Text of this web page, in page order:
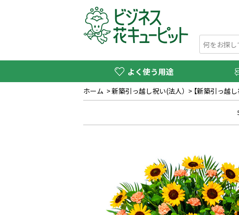
よく使う用途
ホーム >新築引っ越し祝い(法人） > 【新築引っ越